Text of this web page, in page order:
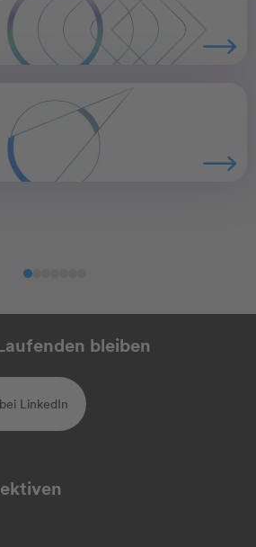
bleiben
LinkedIn